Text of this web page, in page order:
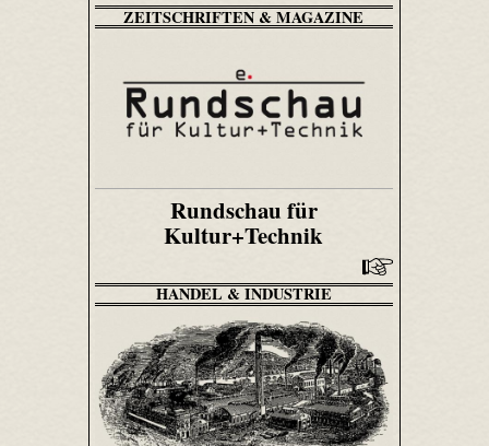
ZEITSCHRIFTEN & MAGAZINE
Rundschau für
Kultur+Technik
HANDEL & INDUSTRIE